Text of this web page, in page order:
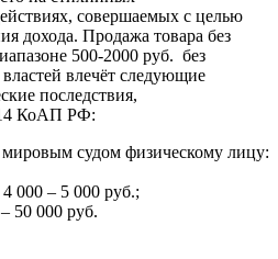
совершаемых с целью
дохода. Продажа товара без
500-2000 руб. без
влечёт следующие
последствия,
14 КоАП РФ:
судом физическому лицу:
000 – 5 000 руб.;
50 000 руб.